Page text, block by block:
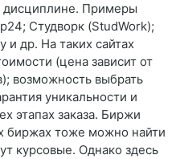
дисциплине. Примеры
Студворк (StudWork);
и др. На таких сайтах
(цена зависит от
возможность выбрать
уникальности и
этапах заказа. Биржи
биржах тоже можно найти
курсовые. Однако здесь